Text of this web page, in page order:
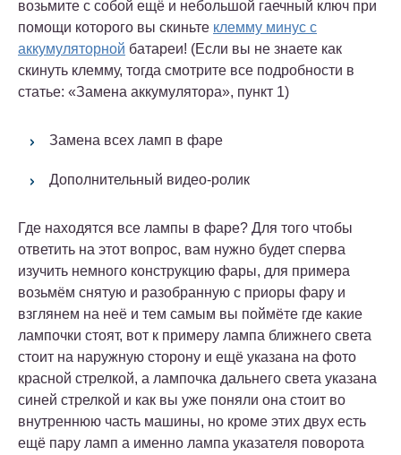
возьмите с собой ещё и небольшой гаечный ключ при
помощи которого вы скиньте клемму минус с
аккумуляторной батареи! (Если вы не знаете как
скинуть клемму, тогда смотрите все подробности в
статье: «Замена аккумулятора», пункт 1)
Замена всех ламп в фаре
Дополнительный видео-ролик
Где находятся все лампы в фаре? Для того чтобы
ответить на этот вопрос, вам нужно будет сперва
изучить немного конструкцию фары, для примера
возьмём снятую и разобранную с приоры фару и
взглянем на неё и тем самым вы поймёте где какие
лампочки стоят, вот к примеру лампа ближнего света
стоит на наружную сторону и ещё указана на фото
красной стрелкой, а лампочка дальнего света указана
синей стрелкой и как вы уже поняли она стоит во
внутреннюю часть машины, но кроме этих двух есть
ещё пару ламп а именно лампа указателя поворота